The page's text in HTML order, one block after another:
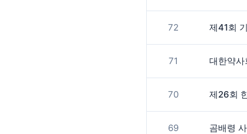
72
71
70
69